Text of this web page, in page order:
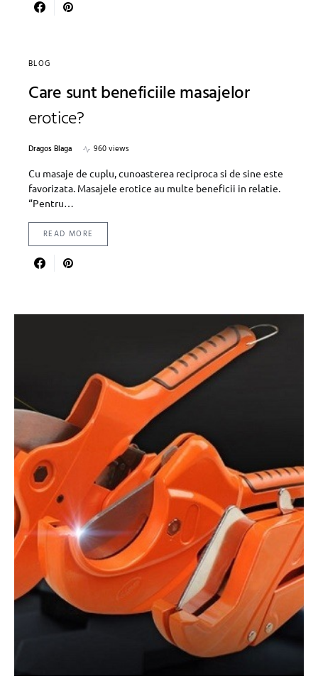
BLOG
Care sunt beneficiile masajelor
erotice?
Dragos Blaga
960 views
Cu masaje de cuplu, cunoasterea reciproca si de sine este
favorizata. Masajele erotice au multe beneficii in relatie.
“Pentru…
READ MORE